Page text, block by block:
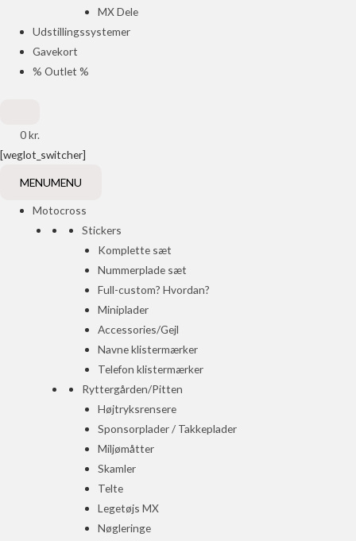
MX Dele
Udstillingssystemer
Gavekort
% Outlet %
0kr.
[weglot_switcher]
MENUMENU
Motocross
Stickers
Komplette sæt
Nummerplade sæt
Full-custom? Hvordan?
Miniplader
Accessories/Gejl
Navne klistermærker
Telefon klistermærker
Ryttergården/Pitten
Højtryksrensere
Sponsorplader / Takkeplader
Miljømåtter
Skamler
Telte
Legetøjs MX
Nøgleringe